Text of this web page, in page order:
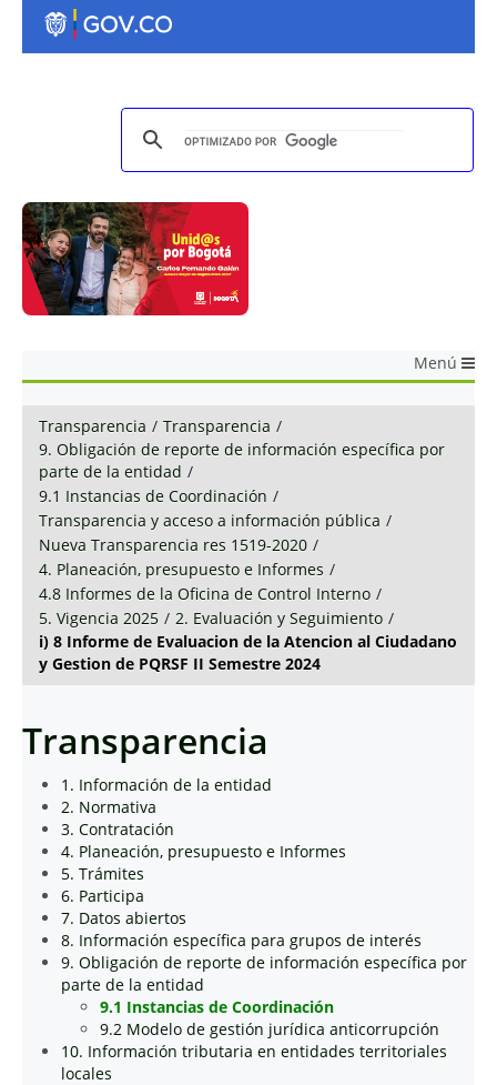
Menú
Transparencia / Transparencia /
9. Obligación de reporte de información específica por
parte de la entidad /
9.1 Instancias de Coordinación /
Transparencia y acceso a información pública /
Nueva Transparencia res 1519-2020 /
4. Planeación, presupuesto e Informes /
4.8 Informes de la Oficina de Control Interno /
5. Vigencia 2025 / 2. Evaluación y Seguimiento /
i) 8 Informe de Evaluacion de la Atencion al Ciudadano
y Gestion de PQRSF II Semestre 2024
Transparencia
1. Información de la entidad
2. Normativa
3. Contratación
4. Planeación, presupuesto e Informes
5. Trámites
6. Participa
7. Datos abiertos
8. Información específica para grupos de interés
9. Obligación de reporte de información específica por
parte de la entidad
9.1 Instancias de Coordinación
9.2 Modelo de gestión jurídica anticorrupción
10. Información tributaria en entidades territoriales
locales